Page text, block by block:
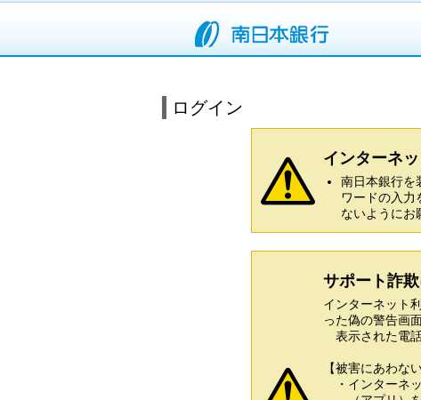
ログイン
インターネ
南日本銀行を
ワードの入力
ないようにお
サポート詐
インターネット
った偽の警告画
表示された電
【被害にあわな
・インターネ